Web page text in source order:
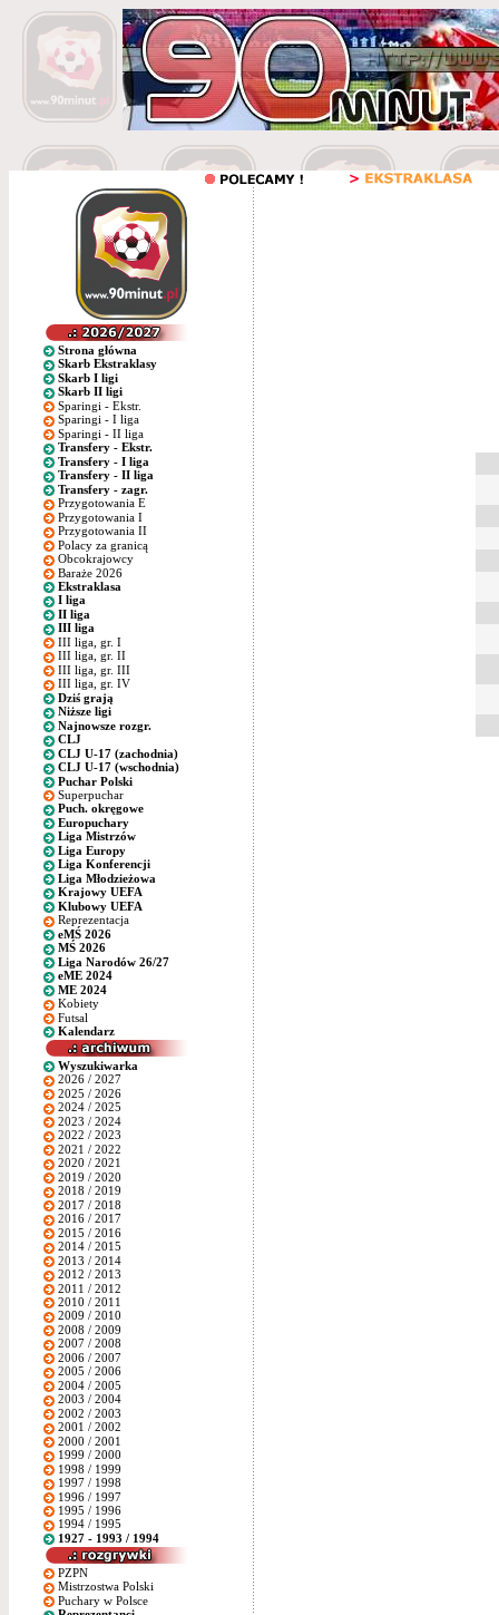
Strona główna
Skarb Ekstraklasy
Skarb I ligi
Skarb II ligi
Sparingi - Ekstr.
Sparingi - I liga
Sparingi - II liga
Transfery - Ekstr.
Transfery - I liga
Transfery - II liga
Transfery - zagr.
Przygotowania E
Przygotowania I
Przygotowania II
Polacy za granicą
Obcokrajowcy
Baraże 2026
Ekstraklasa
I liga
II liga
III liga
III liga, gr. I
III liga, gr. II
III liga, gr. III
III liga, gr. IV
Dziś grają
Niższe ligi
Najnowsze rozgr.
CLJ
CLJ U-17 (zachodnia)
CLJ U-17 (wschodnia)
Puchar Polski
Superpuchar
Puch. okręgowe
Europuchary
Liga Mistrzów
Liga Europy
Liga Konferencji
Liga Młodzieżowa
Krajowy UEFA
Klubowy UEFA
Reprezentacja
eMŚ 2026
MŚ 2026
Liga Narodów 26/27
eME 2024
ME 2024
Kobiety
Futsal
Kalendarz
Wyszukiwarka
2026 / 2027
2025 / 2026
2024 / 2025
2023 / 2024
2022 / 2023
2021 / 2022
2020 / 2021
2019 / 2020
2018 / 2019
2017 / 2018
2016 / 2017
2015 / 2016
2014 / 2015
2013 / 2014
2012 / 2013
2011 / 2012
2010 / 2011
2009 / 2010
2008 / 2009
2007 / 2008
2006 / 2007
2005 / 2006
2004 / 2005
2003 / 2004
2002 / 2003
2001 / 2002
2000 / 2001
1999 / 2000
1998 / 1999
1997 / 1998
1996 / 1997
1995 / 1996
1994 / 1995
1927 - 1993 / 1994
PZPN
Mistrzostwa Polski
Puchary w Polsce